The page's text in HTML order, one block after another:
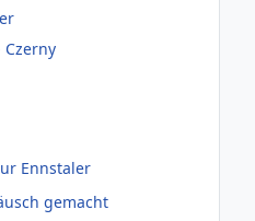
Ennstaler
gemacht